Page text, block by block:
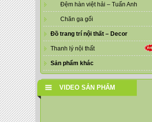
Đệm hàn việt hải – Tuấn Anh
Chăn ga gối
Đồ trang trí nội thất – Decor
Thanh lý nội thất
Sản phẩm khác
VIDEO SẢN PHẨM